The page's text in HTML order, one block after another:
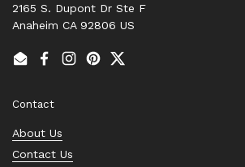
2165 S. Dupont Dr Ste F
Anaheim CA 92806 US
EmailFacebook
Instagram
PinterestTwitter
Contact
About Us
Contact Us